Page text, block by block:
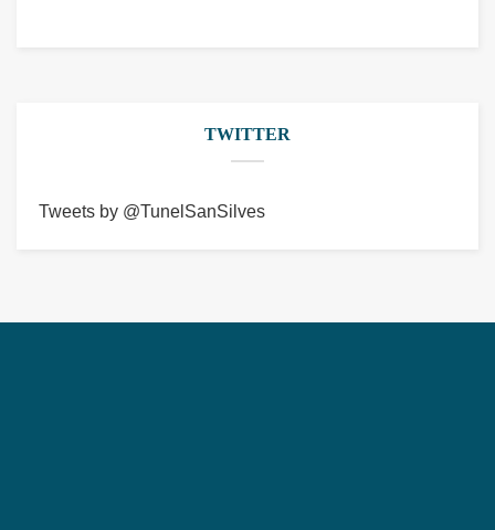
TWITTER
Tweets by @TunelSanSilves